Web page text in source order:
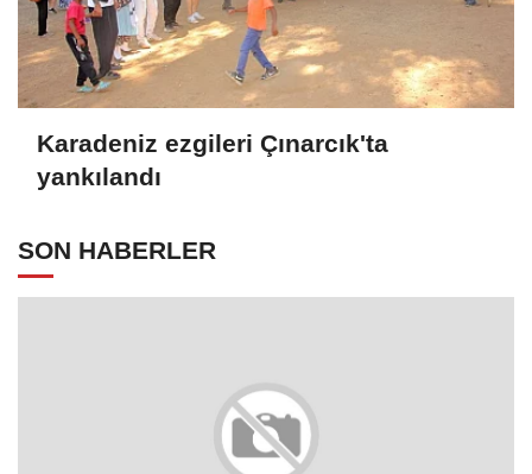
Karadeniz ezgileri Çınarcık'ta
yankılandı
SON HABERLER